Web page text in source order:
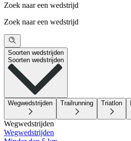
Zoek naar een wedstrijd
Zoek naar een wedstrijd
Soorten wedstrijden
Soorten wedstrijden
Wegwedstrijden Trailrunning Triatlon
Wegwedstrijden
Wegwedstrijden